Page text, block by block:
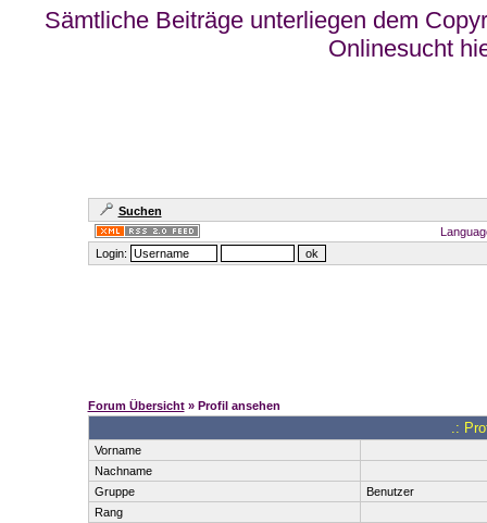
Sämtliche Beiträge unterliegen dem
Onlinesucht
Suchen
Login:
Forum Übersicht» Profil ansehen
.:
Vorname
Nachname
Gruppe
Benutzer
Rang